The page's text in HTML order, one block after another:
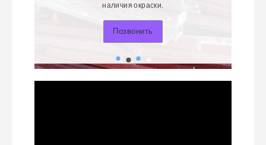
наличия окраски.
Позвонить